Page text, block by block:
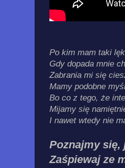
Po kim mam taki
Gdy dopada mnie
Zabrania mi się
Mamy podobne
Bo co z tego, że
Mijamy się
I nawet wtedy nie
Poznajmy się,
Zaśpiewaj ze